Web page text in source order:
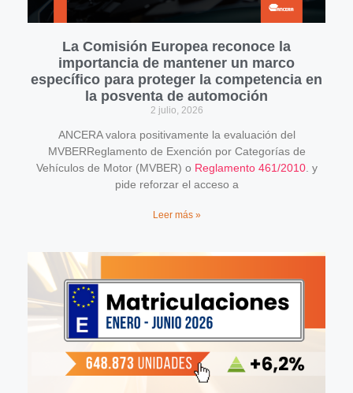
La Comisión Europea reconoce la
importancia de mantener un marco
específico para proteger la competencia en
la posventa de automoción
2 julio, 2026
ANCERA valora positivamente la evaluación del
MVBERReglamento de Exención por Categorías de
Vehículos de Motor (MVBER) o Reglamento 461/2010. y
pide reforzar el acceso a
Leer más »